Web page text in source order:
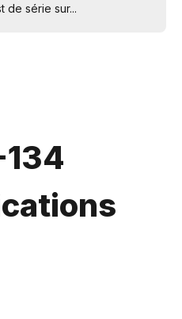
de série sur...